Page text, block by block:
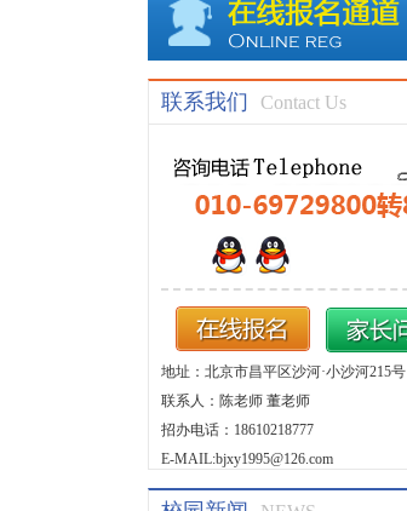
联系我们 Contact Us
地址：北京市昌平区沙河·小沙河215号
联系人：陈老师 董老师
招办电话：18610218777
E-MAIL:bjxy1995@126.com